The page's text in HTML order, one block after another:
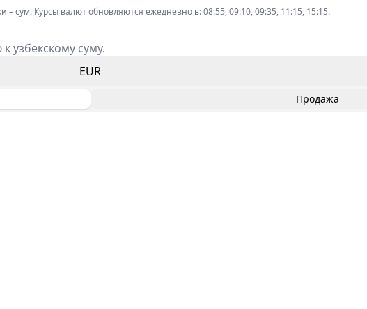
– сум. Курсы валют обновляются ежедневно в: 08:55, 09:10, 09:35, 11:15, 15:15.
узбекскому суму.
EUR
Продажа